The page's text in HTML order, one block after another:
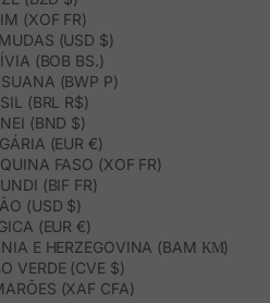
(XOF FR)
(USD $)
(BOB BS.)
(BWP P)
(BRL R$)
(BND $)
(EUR €)
FASO (XOF FR)
(BIF FR)
(USD $)
(EUR €)
E HERZEGOVINA (BAM КМ)
VERDE (CVE $)
(XAF CFA)